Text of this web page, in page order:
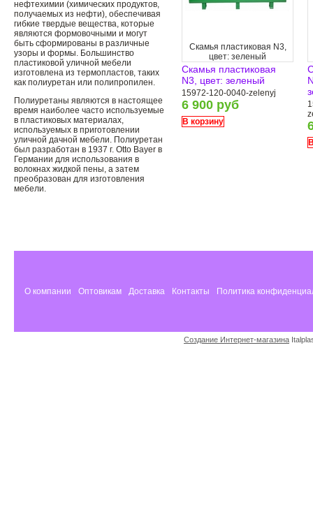
нефтехимии (химических продуктов,
получаемых из нефти), обеспечивая
гибкие твердые вещества, которые
являются формовочными и могут
быть сформированы в различные
узоры и формы. Большинство
пластиковой уличной мебели
изготовлена ​​из термопластов, таких
как полиуретан или полипропилен.
Полиуретаны являются в настоящее
время наиболее часто используемые
в пластиковых материалах,
используемых в приготовлении
уличной дачной мебели. Полиуретан
был разработан в 1937 г. Otto Bayer в
Германии для использования в
волокнах жидкой пены, а затем
преобразован для изготовления
мебели.
Скамья пластиковая N3,
цвет: зеленый
Скамья пластиковая
N3, цвет: зеленый
15972-120-0040-zelenyj
6 900 руб
В корзину
О компании Оптовикам Доставка Контакты Политика
Создание Интернет-магазина